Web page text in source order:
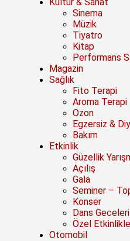
Sinema
Müzik
Tiyatro
Kitap
Performans
Magazin
Sağlık
Fito Terapi
Aroma Terapi
Ozon
Egzersiz &
Bakım
Etkinlik
Güzellik
Açılış
Gala
Seminer –
Konser
Dans Geceleri
Özel
Otomobil